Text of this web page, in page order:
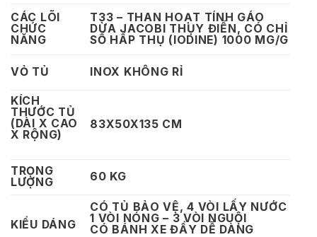
CÁC LÕI
CHỨC
NĂNG
T33 – THAN HOẠT TÍNH GÁO
DỪA JACOBI THỤY ĐIỂN, CÓ CHỈ
SỐ HẤP THỤ (IODINE) 1000 MG/G
VỎ TỦ INOX KHÔNG RỈ
KÍCH
THƯỚC TỦ
(DÀI X CAO
X RỘNG)
83X50X135 CM
TRỌNG
LƯỢNG
60 KG
KIỂU DÁNG
CÓ TỦ BẢO VỆ, 4 VÒI LẤY NƯỚC
1 VÒI NÓNG – 3 VÒI NGUỘI
CÓ BÁNH XE ĐẨY DỄ DÀNG